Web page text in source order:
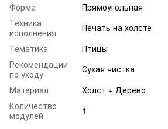
Форма
Прямоугольная
Техника
исполнения
Печать на холсте
Тематика
Птицы
Рекомендации
по уходу
Сухая чистка
Материал
Холст + Дерево
Количество
модулей
1